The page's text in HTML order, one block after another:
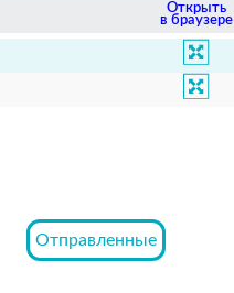
Открыть
в браузере
Отправленные